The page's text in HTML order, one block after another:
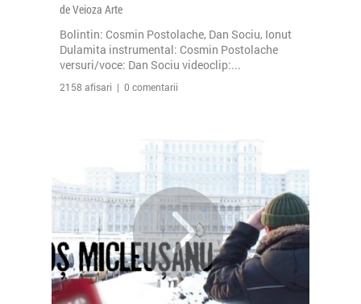
de Veioza Arte
Bolintin: Cosmin Postolache, Dan Sociu, Ionut
Dulamita instrumental: Cosmin Postolache
versuri/voce: Dan Sociu videoclip:...
2158 afisari | 0 comentarii